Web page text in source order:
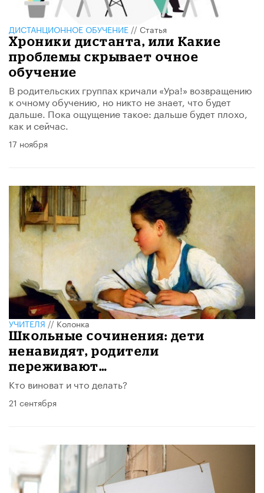
ДИСТАНЦИОННОЕ ОБУЧЕНИЕ // Статья
Хроники дистанта, или Какие
проблемы скрывает очное
обучение
В родительских группах кричали «Ура!» возвращению
к очному обучению, но никто не знает, что будет
дальше. Пока ощущение такое: дальше будет плохо,
как и сейчас.
17 ноября
УЧИТЕЛЯ//Колонка
​Школьные сочинения: дети
ненавидят, родители
переживают…
Кто виноват и что делать?
21 сентября